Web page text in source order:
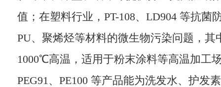
值；在塑料行业，PT-108、LD904 等抗菌
PU、聚烯烃等材料的微生物污染问题，其
1000℃高温，适用于粉末涂料等高温加工
PEG91、PE100 等产品能为洗发水、护发